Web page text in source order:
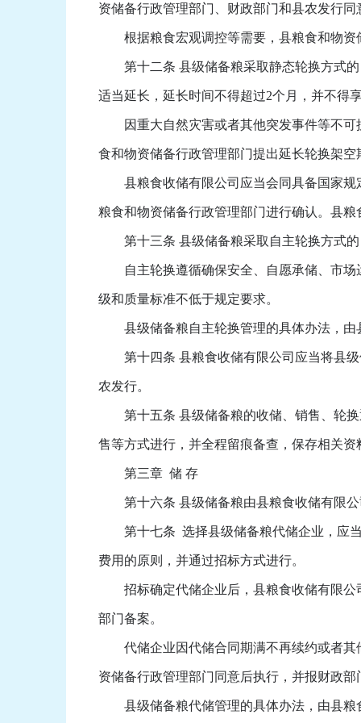
资储备行政管理部门、财政部门和县农发行同
根据粮食宏观调控等需要，县粮食和物资
第十二条 县级储备粮采取静态轮换方式的
适当延长，延长时间不得超过2个月，并不得
因重大自然灾害或者其他突发事件等不可
食和物资储备行政管理部门提出延长轮换架
县粮食收储有限公司应当会同具备国家规
粮食和物资储备行政管理部门进行确认。县
第十三条 县级储备粮采取自主轮换方式的
自主轮换遵循确保安全、自愿承储、市场
级和质量标准不低于规定要求。
县级储备粮自主轮换管理的具体办法，由
第十四条 县粮食收储有限公司应当将县级
农发行。
第十五条 县级储备粮的收储、销售、轮换
售等方式进行，并全程留痕备查，保存相关资
第三章 储 存
第十六条 县级储备粮由县粮食收储有限公
第十七条 选择县级储备粮代储企业，应当
费用的原则，并通过招标方式进行。
招标确定代储企业后，县粮食收储有限公
部门备案。
代储企业因代储合同期满不再续约或者其
资储备行政管理部门同意后执行，并报财政
县级储备粮代储管理的具体办法，由县粮